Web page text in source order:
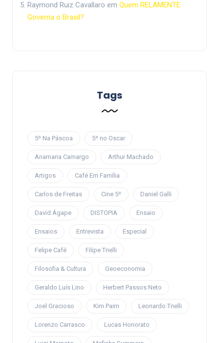
Raymond Ruiz Cavallaro em Quem RELAMENTE
Governa o Brasil?
Tags
5º Na Páscoa 5º no Oscar
Anamaria Camargo Arthur Machado
Artigos Café Em Família
Carlos de Freitas Cine 5º Daniel Galli
David Ágape DISTOPIA Ensaio
Ensaios Entrevista Especial
Felipe Café Filipe Trielli
Filosofia & Cultura Geoeconomia
Geraldo Luís Lino Herbert Passos Neto
Joel Gracioso Kim Paim Leonardo Trielli
Lorenzo Carrasco Lucas Honorato